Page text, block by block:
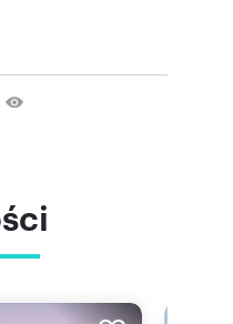
out for their spa-
views.
the villa offers
relaxing, or
as a gym, cinema
garage for two
golf courses, the
Sol makes this